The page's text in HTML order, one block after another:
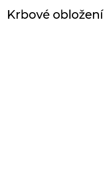
Krbové obložení